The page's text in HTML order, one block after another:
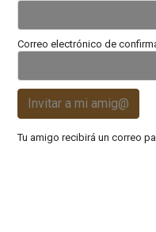
Correo electrónico de
Invitar a mi amig@
Tu amigo recibirá un correo